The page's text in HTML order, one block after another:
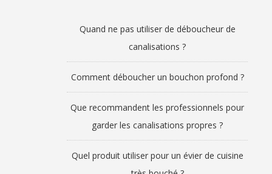
Quand ne pas utiliser de déboucheur de
canalisations ?
Comment déboucher un bouchon profond ?
Que recommandent les professionnels pour
garder les canalisations propres ?
Quel produit utiliser pour un évier de cuisine